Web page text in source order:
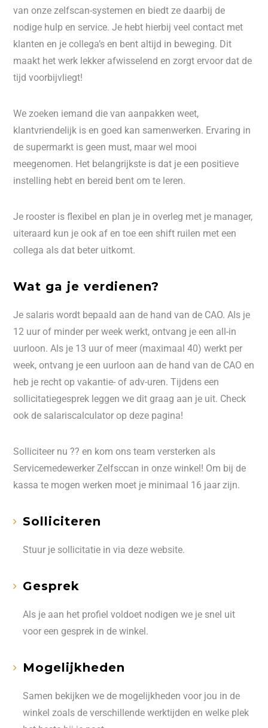
van onze zelfscan-systemen en biedt ze daarbij de
nodige hulp en service. Je hebt hierbij veel contact met
klanten en je collega’s en bent altijd in beweging. Dit
maakt het werk lekker afwisselend en zorgt ervoor dat de
tijd voorbijvliegt!
We zoeken iemand die van aanpakken weet,
klantvriendelijk is en goed kan samenwerken. Ervaring in
de supermarkt is geen must, maar wel mooi
meegenomen. Het belangrijkste is dat je een positieve
instelling hebt en bereid bent om te leren.
Je rooster is flexibel en plan je in overleg met je manager,
uiteraard kun je ook af en toe een shift ruilen met een
collega als dat beter uitkomt.
Wat ga je verdienen?
Je salaris wordt bepaald aan de hand van de CAO. Als je
12 uur of minder per week werkt, ontvang je een all-in
uurloon. Als je 13 uur of meer (maximaal 40) werkt per
week, ontvang je een uurloon aan de hand van de CAO en
heb je recht op vakantie- of adv-uren. Tijdens een
sollicitatiegesprek leggen we dit graag aan je uit. Check
ook de salariscalculator op deze pagina!
Solliciteer nu ?? en kom ons team versterken als
Servicemedewerker Zelfsccan in onze winkel! Om bij de
kassa te mogen werken moet je minimaal 16 jaar zijn.
Solliciteren
Stuur je sollicitatie in via deze website.
Gesprek
Als je aan het profiel voldoet nodigen we je snel uit
voor een gesprek in de winkel.
Mogelijkheden
Samen bekijken we de mogelijkheden voor jou in de
winkel zoals de verschillende werktijden en welke plek